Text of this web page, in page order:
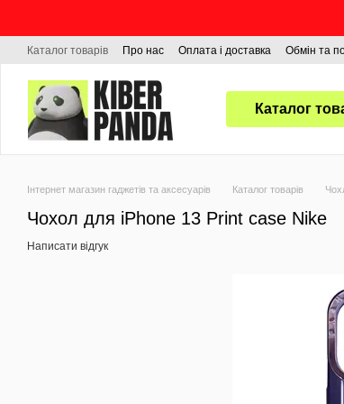
Каталог товарів Про нас Оплата і доставка Обмін та
Каталог
Інтернет магазин гаджетів та аксесуарів Каталог товарів
Чохол для iPhone 13 Print case Nike
Написати відгук